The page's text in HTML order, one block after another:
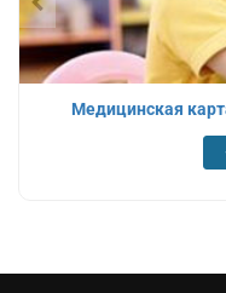
Медицинская